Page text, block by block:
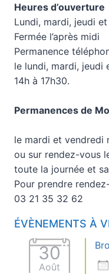
Heures d’ouverture
Lundi, mardi, jeudi
Fermée l’après midi
Permanence
le lundi, mardi, jeudi
14h à 17h30.
Permanences de
le mardi et vendredi
ou sur rendez-vous
toute la journée et
Pour prendre
03 21 35 32 62
ÉVÈNEMENTS À
30
Août